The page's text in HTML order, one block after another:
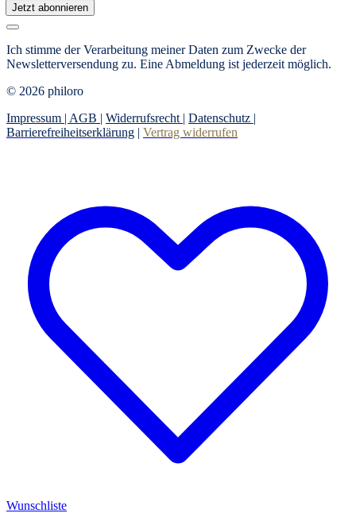
Jetzt abonnieren
Ich stimme der Verarbeitung meiner Daten zum Zwecke der
Newsletterversendung zu. Eine Abmeldung ist jederzeit möglich.
© 2026 philoro
Impressum | AGB | Widerrufsrecht | Datenschutz |
Barrierefreiheitserklärung | Vertrag widerrufen
Wunschliste